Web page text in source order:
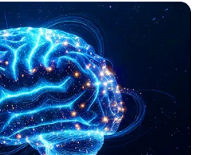
มถ้าไม่ผ่ากระบอกออกก็จะไม่มี
เปรียบได้กับเจ้าสาวที่กลัวฝนทั้ง
ารแต่งงานจนปิดโอกาสตัวเอง
ของการมีคนรักมันหวานมัน